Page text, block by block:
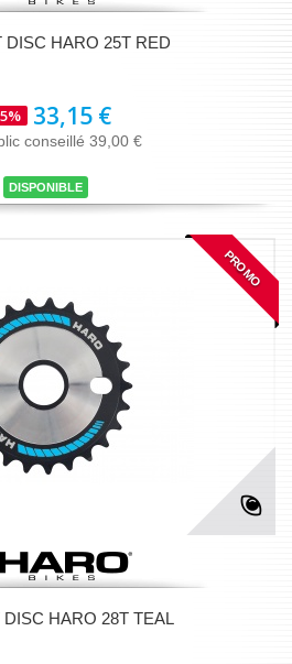
DISC HARO 25T RED
33,15 €
conseillé 39,00 €
DISPONIBLE
PROMO
HARO 28T TEAL